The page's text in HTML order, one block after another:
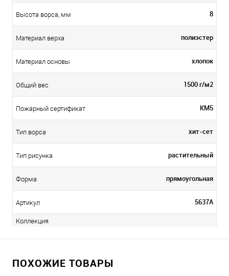
Высота ворса, мм 8
Материал верха полиэстер
Материал основы хлопок
Общий вес 1500 г/м2
Пожарный сертификат КМ5
Тип ворса хит-сет
Тип рисунка растительный
Форма прямоугольная
Артикул 5637A
Коллекция
ПОХОЖИЕ ТОВАРЫ